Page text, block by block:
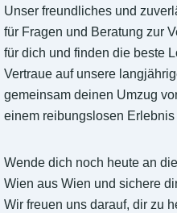
Unser freundliches und
für Fragen und Beratung zur
für dich und finden die beste
Vertraue auf unsere
gemeinsam deinen Umzug
einem reibungslosen Erlebnis
Wende dich noch heute an
Wien aus Wien und sichere
Wir freuen uns darauf, dir zu